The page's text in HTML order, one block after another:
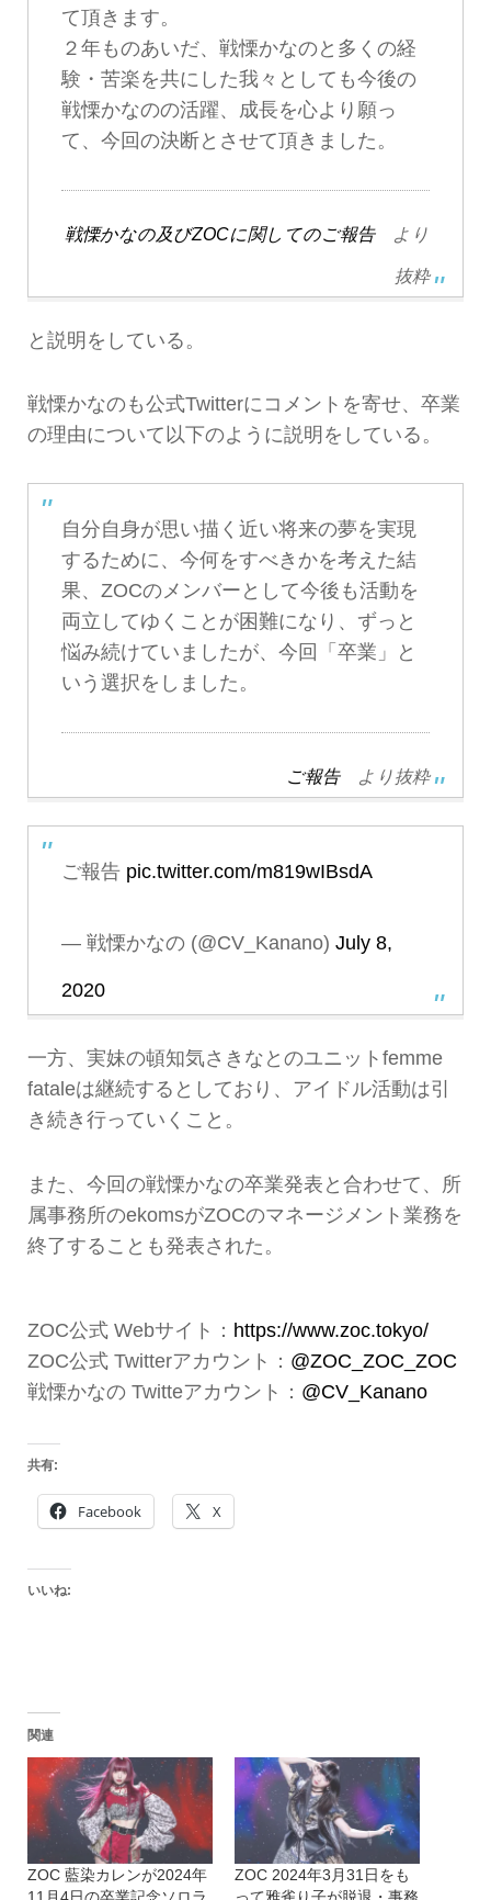
て頂きます。
２年ものあいだ、戦慄かなのと多くの経
験・苦楽を共にした我々としても今後の
戦慄かなのの活躍、成長を心より願っ
て、今回の決断とさせて頂きました。
戦慄かなの及びZOCに関してのご報告より
抜粋
と説明をしている。
戦慄かなのも公式Twitterにコメントを寄せ、卒業
の理由について以下のように説明をしている。
自分自身が思い描く近い将来の夢を実現
するために、今何をすべきかを考えた結
果、ZOCのメンバーとして今後も活動を
両立してゆくことが困難になり、ずっと
悩み続けていましたが、今回「卒業」と
いう選択をしました。
ご報告より抜粋
ご報告 pic.twitter.com/m819wIBsdA
— 戦慄かなの (@CV_Kanano) July 8,
2020
一方、実妹の頓知気さきなとのユニットfemme
fataleは継続するとしており、アイドル活動は引
き続き行っていくこと。
また、今回の戦慄かなの卒業発表と合わせて、所
属事務所のekomsがZOCのマネージメント業務を
終了することも発表された。
ZOC公式 Webサイト： https://www.zoc.tokyo/
ZOC公式 Twitterアカウント： @ZOC_ZOC_ZOC
戦慄かなの Twitteアカウント： @CV_Kanano
共有:
Facebook X
いいね:
関連
ZOC 藍染カレンが2024年
ZOC 2024年3月31日をも